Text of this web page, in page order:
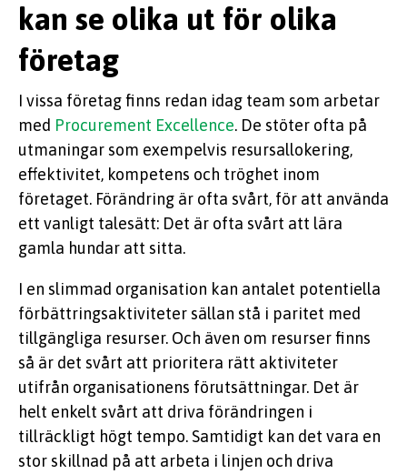
kan se olika ut för olika
företag
I vissa företag finns redan idag team som arbetar
med Procurement Excellence. De stöter ofta på
utmaningar som exempelvis resursallokering,
effektivitet, kompetens och tröghet inom
företaget. Förändring är ofta svårt, för att använda
ett vanligt talesätt: Det är ofta svårt att lära
gamla hundar att sitta.
I en slimmad organisation kan antalet potentiella
förbättringsaktiviteter sällan stå i paritet med
tillgängliga resurser. Och även om resurser finns
så är det svårt att prioritera rätt aktiviteter
utifrån organisationens förutsättningar. Det är
helt enkelt svårt att driva förändringen i
tillräckligt högt tempo. Samtidigt kan det vara en
stor skillnad på att arbeta i linjen och driva